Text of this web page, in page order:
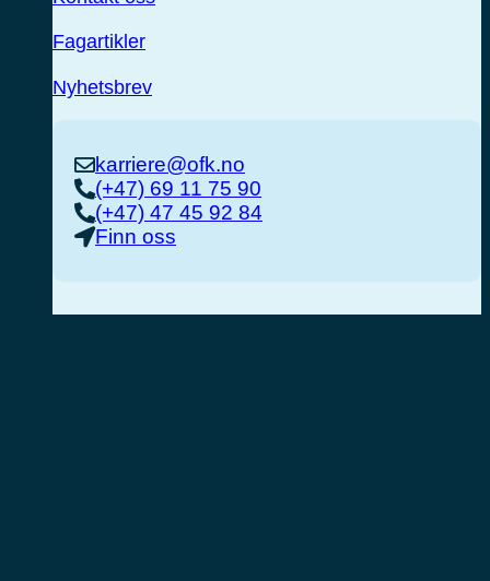
Fagartikler
Nyhetsbrev
karriere@ofk.no
(+47) 69 11 75 90
(+47) 47 45 92 84
Finn oss